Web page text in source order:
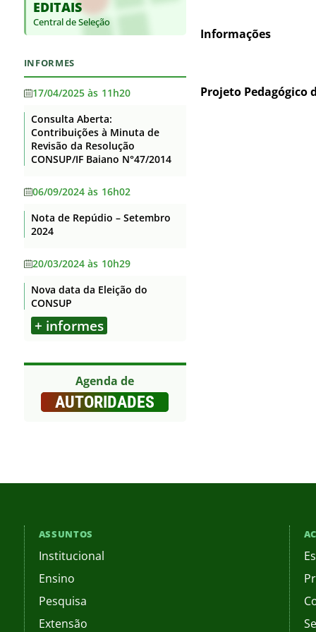
Supervisão
Itaberaba
Senhor do Bonfim
Serrinha
Teixeira de Freitas
Valença
Xique-Xique
Base jurídica da estrutura
organizacional e das
ocupantes
Telefones, endereços e e-mails
cargos
Agenda de Autoridades
Horário de atendimento
Currículos dos principais cargos
Revisão e Consolidação dos
Atos Normativos – Decreto
Auditorias
Convênios e Transferências
Receitas e Despesas
Fundação de Apoio
Informações Classificadas
Cidadão – SIC
Perguntas Frequentes
Lei Geral de Proteção de Dados
Flexibilização de Jornada de
Trabalho TAE
Outros
EDITAIS
Central de Seleção
INFORMES
17/04/2025 às 11h20
Consulta Aberta:
Contribuições à Minuta de
Revisão da Resolução
CONSUP/IF Baiano N°47/2014
06/09/2024 às 16h02
Nota de Repúdio – Setembro
2024
20/03/2024 às 10h29
Nova data da Eleição do
CONSUP
+ informes
Agenda de
AUTORIDADES
Informações
Projeto Pedagógico
ASSUNTOS
Institucional
Ensino
Pesquisa
Extensão